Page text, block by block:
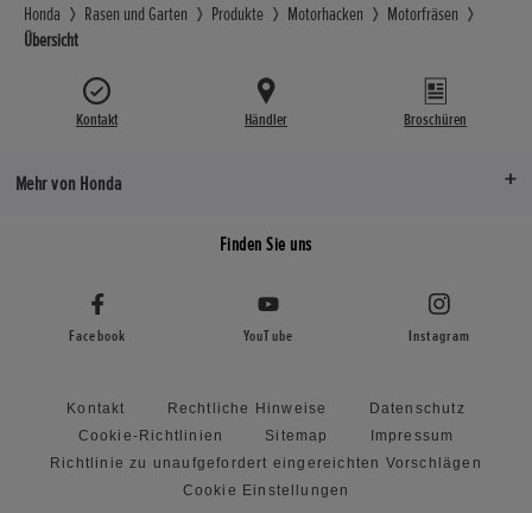
Honda Rasen und Garten Produkte Motorhacken
Motorfräsen
Übersicht
Kontakt Händler Broschüren
Mehr von Honda
Finden Sie uns
Facebook YouTube Instagram
Kontakt Rechtliche Hinweise
Datenschutz
Cookie-Richtlinien
Sitemap
Impressum
Richtlinie zu unaufgefordert eingereichten Vorschlägen
Cookie Einstellungen